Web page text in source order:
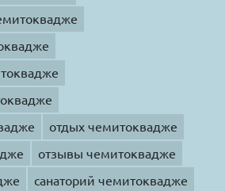
отдых чемитоквадже
отзывы чемитоквадже
санаторий чемитоквадже